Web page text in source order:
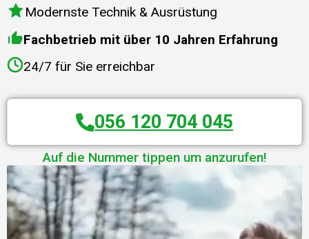
Modernste Technik & Ausrüstung
Fachbetrieb mit über 10 Jahren Erfahrung
24/7 für Sie erreichbar
056 120 704 045
Auf die Nummer tippen um anzurufen!